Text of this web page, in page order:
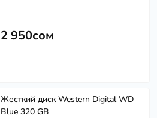
2 950сом
Жесткий диск Western Digital WD
Blue 320 GB